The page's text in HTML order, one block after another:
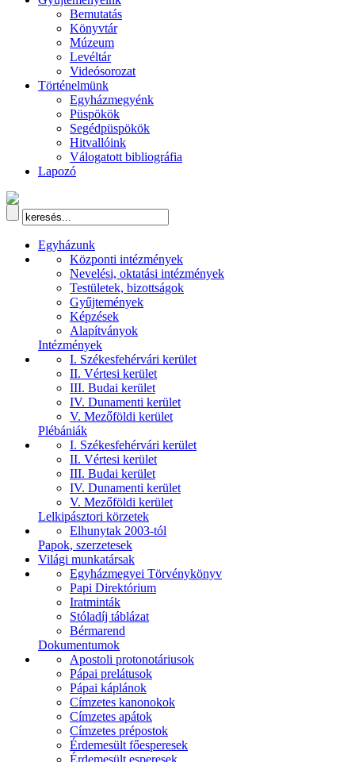
Bemutatás
Könyvtár
Múzeum
Levéltár
Videósorozat
Történelmünk
Egyházmegyénk
Püspökök
Segédpüspökök
Hitvallóink
Válogatott bibliográfia
Lapozó
Egyházunk
Központi intézmények
Nevelési, oktatási intézmények
Testületek, bizottságok
Gyűjtemények
Képzések
Alapítványok
Intézmények
I. Székesfehérvári kerület
II. Vértesi kerület
III. Budai kerület
IV. Dunamenti kerület
V. Mezőföldi kerület
Plébániák
I. Székesfehérvári kerület
II. Vértesi kerület
III. Budai kerület
IV. Dunamenti kerület
V. Mezőföldi kerület
Lelkipásztori körzetek
Elhunytak 2003-tól
Papok, szerzetesek
Világi munkatársak
Egyházmegyei Törvénykönyv
Papi Direktórium
Iratminták
Stóladíj táblázat
Bérmarend
Dokumentumok
Apostoli protonotáriusok
Pápai prelátusok
Pápai káplánok
Címzetes kanonokok
Címzetes apátok
Címzetes prépostok
Érdemesült főesperesek
Érdemesült esperesek